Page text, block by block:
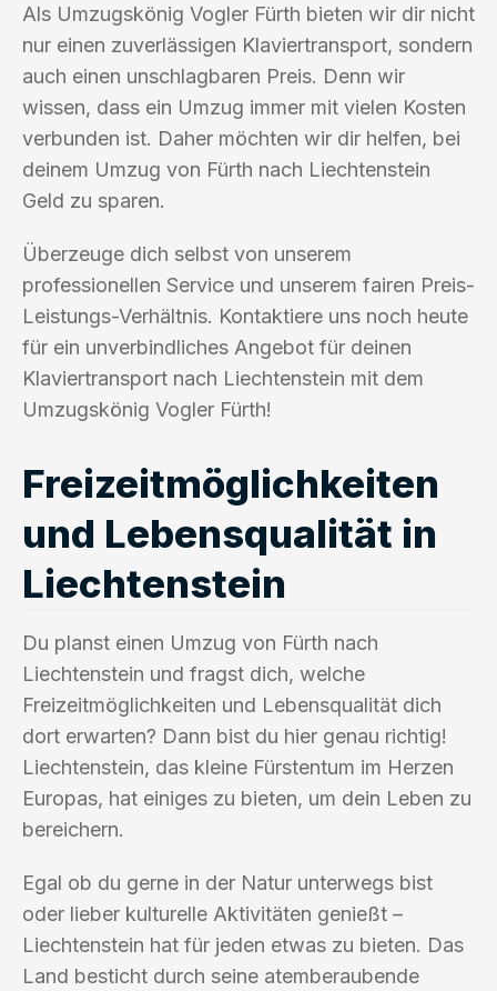
Als Umzugskönig Vogler Fürth bieten wir dir nicht
nur einen zuverlässigen Klaviertransport, sondern
auch einen unschlagbaren Preis. Denn wir
wissen, dass ein Umzug immer mit vielen Kosten
verbunden ist. Daher möchten wir dir helfen, bei
deinem Umzug von Fürth nach Liechtenstein
Geld zu sparen.
Überzeuge dich selbst von unserem
professionellen Service und unserem fairen Preis-
Leistungs-Verhältnis. Kontaktiere uns noch heute
für ein unverbindliches Angebot für deinen
Klaviertransport nach Liechtenstein mit dem
Umzugskönig Vogler Fürth!
Freizeitmöglichkeiten
und Lebensqualität in
Liechtenstein
Du planst einen Umzug von Fürth nach
Liechtenstein und fragst dich, welche
Freizeitmöglichkeiten und Lebensqualität dich
dort erwarten? Dann bist du hier genau richtig!
Liechtenstein, das kleine Fürstentum im Herzen
Europas, hat einiges zu bieten, um dein Leben zu
bereichern.
Egal ob du gerne in der Natur unterwegs bist
oder lieber kulturelle Aktivitäten genießt –
Liechtenstein hat für jeden etwas zu bieten. Das
Land besticht durch seine atemberaubende